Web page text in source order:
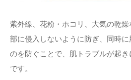
紫外線、花粉・ホコリ、大気の乾
部に侵入しないように防ぎ、同時
のを防ぐことで、肌トラブルが起
です。